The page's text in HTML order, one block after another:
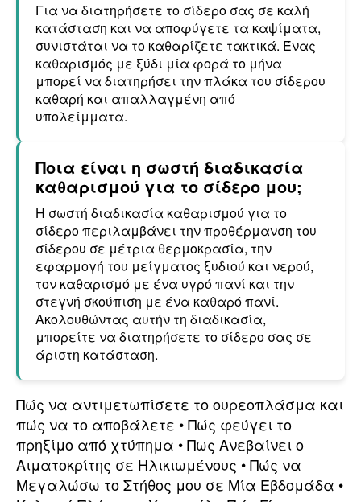
Για να διατηρήσετε το σίδερο σας σε καλή
κατάσταση και να αποφύγετε τα καψίματα,
συνιστάται να το καθαρίζετε τακτικά. Ένας
καθαρισμός με ξύδι μία φορά το μήνα
μπορεί να διατηρήσει την πλάκα του σίδερου
καθαρή και απαλλαγμένη από
υπολείμματα.
Ποια είναι η σωστή διαδικασία
καθαρισμού για το σίδερο μου;
Η σωστή διαδικασία καθαρισμού για το
σίδερο περιλαμβάνει την προθέρμανση του
σίδερου σε μέτρια θερμοκρασία, την
εφαρμογή του μείγματος ξυδιού και νερού,
τον καθαρισμό με ένα υγρό πανί και την
στεγνή σκούπιση με ένα καθαρό πανί.
Ακολουθώντας αυτήν τη διαδικασία,
μπορείτε να διατηρήσετε το σίδερο σας σε
άριστη κατάσταση.
Πώς να αντιμετωπίσετε το ουρεοπλάσμα και
πώς να το αποβάλετε •Πώς φεύγει το
πρηξίμο από χτύπημα •Πως Ανεβαίνει ο
Αιματοκρίτης σε Ηλικιωμένους •Πώς να
Μεγαλώσω το Στήθος μου σε Μία Εβδομάδα •